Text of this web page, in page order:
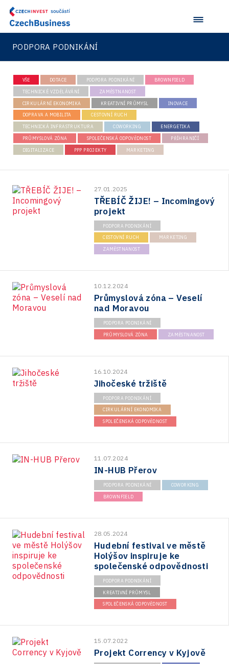
PODPORA PODNIKÁNÍ
VŠE DOTACE PODPORA PODNIKÁNÍ BROWNFIELD
TECHNICKÉ VZDĚLÁVÁNÍ ZAMĚSTNANOST
CIRKULÁRNÍ EKONOMIKA KREATIVNÍ PRŮMYSL INOVACE
DOPRAVA A MOBILITA CESTOVNÍ RUCH
TECHNICKÁ INFRASTRUKTURA COWORKING ENERGETIKA
PRŮMYSLOVÁ ZÓNA SPOLEČENSKÁ ODPOVĚDNOST PŘÍHRANIČÍ
DIGITALIZACE PPP PROJEKTY MARKETING
27.01.2025
TŘEBÍČ ŽIJE! – Incomingový
projekt
PODPORA PODNIKÁNÍ
CESTOVNÍ RUCH MARKETING
ZAMĚSTNANOST
10.12.2024
Průmyslová zóna – Veselí
nad Moravou
PODPORA PODNIKÁNÍ
PRŮMYSLOVÁ ZÓNA ZAMĚSTNANOST
16.10.2024
Jihočeské tržiště
PODPORA PODNIKÁNÍ
CIRKULÁRNÍ EKONOMIKA
SPOLEČENSKÁ ODPOVĚDNOST
11.07.2024
IN-HUB Přerov
PODPORA PODNIKÁNÍ COWORKING
BROWNFIELD
28.05.2024
Hudební festival ve městě
Holýšov inspiruje ke
společenské odpovědnosti
PODPORA PODNIKÁNÍ
KREATIVNÍ PRŮMYSL
SPOLEČENSKÁ ODPOVĚDNOST
15.07.2022
Projekt Corrency v Kyjově